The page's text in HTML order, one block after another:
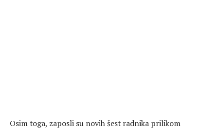
Osim toga, zaposli su novih šest radnika prilikom